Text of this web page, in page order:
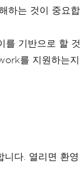
하는 것이 중요합
를 기반으로 할 것
를 지원하는지
다. 열리면 환영